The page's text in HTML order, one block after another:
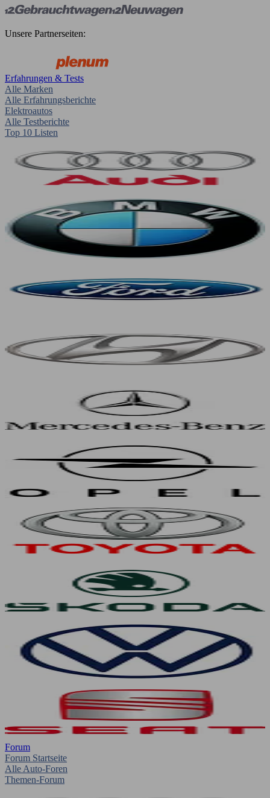
Unsere Partnerseiten:
Erfahrungen & Tests
Alle Marken
Alle Erfahrungsberichte
Elektroautos
Alle Testberichte
Top 10 Listen
Forum
Forum Startseite
Alle Auto-Foren
Themen-Forum